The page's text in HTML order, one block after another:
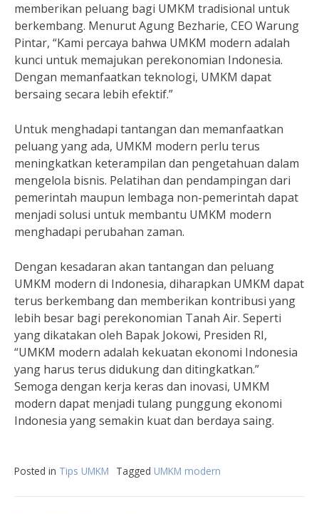
memberikan peluang bagi UMKM tradisional untuk
berkembang. Menurut Agung Bezharie, CEO Warung
Pintar, “Kami percaya bahwa UMKM modern adalah
kunci untuk memajukan perekonomian Indonesia.
Dengan memanfaatkan teknologi, UMKM dapat
bersaing secara lebih efektif.”
Untuk menghadapi tantangan dan memanfaatkan
peluang yang ada, UMKM modern perlu terus
meningkatkan keterampilan dan pengetahuan dalam
mengelola bisnis. Pelatihan dan pendampingan dari
pemerintah maupun lembaga non-pemerintah dapat
menjadi solusi untuk membantu UMKM modern
menghadapi perubahan zaman.
Dengan kesadaran akan tantangan dan peluang
UMKM modern di Indonesia, diharapkan UMKM dapat
terus berkembang dan memberikan kontribusi yang
lebih besar bagi perekonomian Tanah Air. Seperti
yang dikatakan oleh Bapak Jokowi, Presiden RI,
“UMKM modern adalah kekuatan ekonomi Indonesia
yang harus terus didukung dan ditingkatkan.”
Semoga dengan kerja keras dan inovasi, UMKM
modern dapat menjadi tulang punggung ekonomi
Indonesia yang semakin kuat dan berdaya saing.
Posted in Tips UMKM Tagged UMKM modern